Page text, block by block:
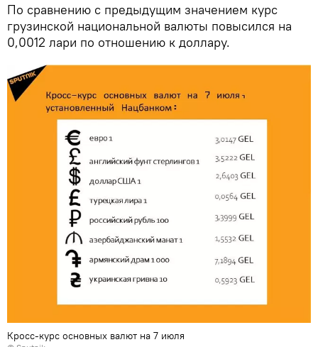
По сравнению с предыдущим значением курс
грузинской национальной валюты повысился на
0,0012 лари по отношению к доллару.
Кросс-курс основных валют на 7 июля